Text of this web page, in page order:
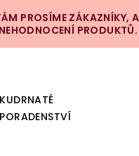
PROSÍME
PRODUKTŮ.
KUDRNATÉ
PORADENSTVÍ